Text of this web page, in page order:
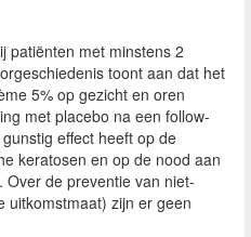
patiënten met minstens 2
toont aan dat het
5% op gezicht en oren
met placebo na een follow-
effect heeft op de
keratosen en op de nood aan
de preventie van niet-
uitkomstmaat) zijn er geen